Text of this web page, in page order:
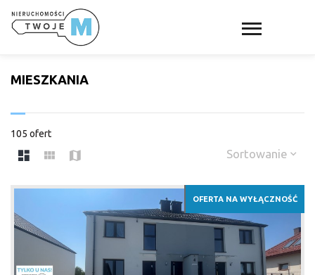
MIESZKANIA
105 ofert
Sortowanie
OFERTA NA WYŁĄCZNOŚĆ